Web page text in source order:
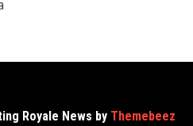
Royale News by Themebeez